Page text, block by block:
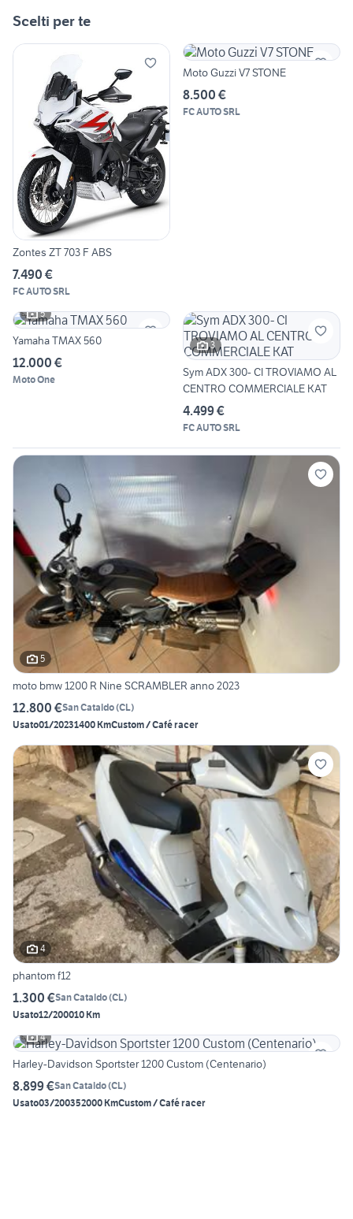
Scelti per te
Zontes ZT 703 F ABS
7.490 €
FC AUTO SRL
Moto Guzzi V7 STONE
8.500 €
FC AUTO SRL
5
Yamaha TMAX 560
12.000 €
Moto One
3
Sym ADX 300- CI TROVIAMO AL
CENTRO COMMERCIALE KAT
4.499 €
FC AUTO SRL
5
moto bmw 1200 R Nine SCRAMBLER anno 2023
12.800 €San Cataldo(CL)
Usato01/20231400 KmCustom / Café racer
4
phantom f12
1.300 €San Cataldo(CL)
Usato12/200010 Km
4
Harley-Davidson Sportster 1200 Custom (Centenario)
8.899 €San Cataldo(CL)
Usato03/200352000 KmCustom / Café racer